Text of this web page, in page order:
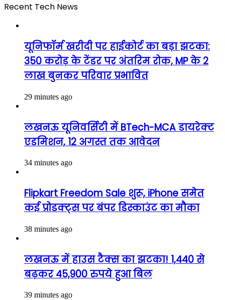
Recent Tech News
यूनिफॉर्म खरीदी पर हाईकोर्ट का बड़ा झटका:
350 करोड़ के टेंडर पर अंतरिम रोक, MP के 2
लाख बुनकर परिवार प्रभावित
29 minutes ago
लखनऊ यूनिवर्सिटी में BTech-MCA डायरेक्ट
एडमिशन, 12 अगस्त तक आवेदन
34 minutes ago
Flipkart Freedom Sale शुरू, iPhone समेत
कई प्रोडक्ट्स पर बंपर डिस्काउंट का मौका
38 minutes ago
लखनऊ में हाउस टैक्स का झटका! 1,440 से
बढ़कर 45,900 रुपये हुआ बिल
39 minutes ago